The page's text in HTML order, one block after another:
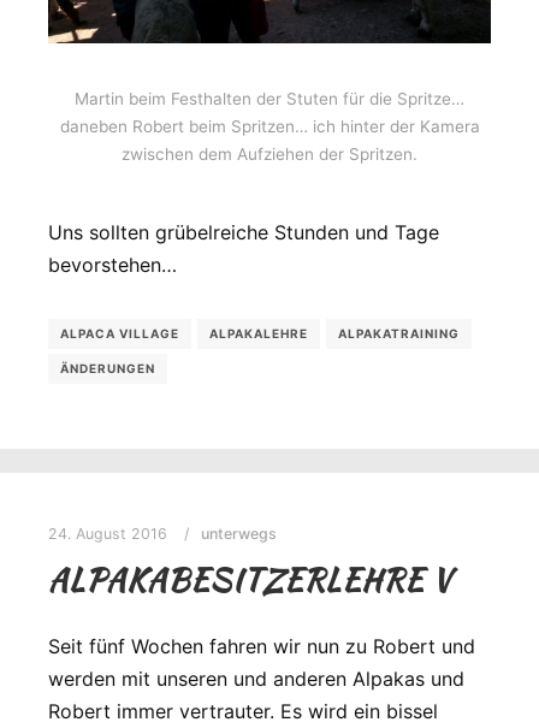
Martin beim Festhalten der Stuten für die Spritze…
daneben Robert beim Spritzen… ich hinter der Kamera
zwischen dem Aufziehen der Spritzen.
Uns sollten grübelreiche Stunden und Tage
bevorstehen…
ALPACA VILLAGE ALPAKALEHRE ALPAKATRAINING
ÄNDERUNGEN
24. August 2016 unterwegs
ALPAKABESITZERLEHRE V
Seit fünf Wochen fahren wir nun zu Robert und
werden mit unseren und anderen Alpakas und
Robert immer vertrauter. Es wird ein bissel